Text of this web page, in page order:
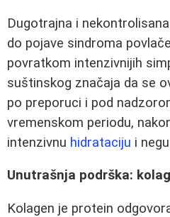
Dugotrajna i
do pojave sindroma
povratkom intenzivnijih
suštinskog značaja da se
po preporuci i pod
vremenskom periodu,
intenzivnu hidrataciju i
Unutrašnja podrška:
Kolagen je protein